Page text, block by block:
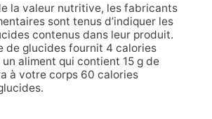
la valeur nutritive, les fabricants
sont tenus d’indiquer les
contenus dans leur produit.
de glucides fournit 4 calories
un aliment qui contient 15 g de
à votre corps 60 calories